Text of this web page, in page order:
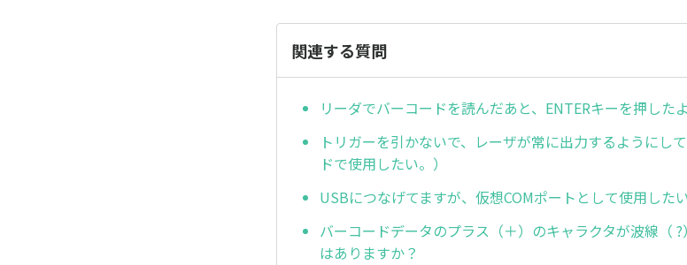
関連する質問
リーダでバーコードを読んだあと、ENTERキーを押した
トリガーを引かないで、レーザが常に出力するようにし
ドで使用したい。）
USBにつなげてますが、仮想COMポートとして使用したい
バーコードデータのプラス（＋）のキャラクタが波線（
はありますか？